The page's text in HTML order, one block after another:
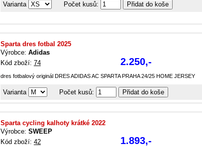
Varianta Počet kusů:
Sparta dres fotbal 2025
Výrobce: Adidas
Kód zboží: 74 2.250,-
dres fotbalový originál DRES ADIDAS AC SPARTA PRAHA 24/25 HOME JERSEY
Varianta Počet kusů:
Sparta cycling kalhoty krátké 2022
Výrobce: SWEEP
Kód zboží: 42 1.893,-